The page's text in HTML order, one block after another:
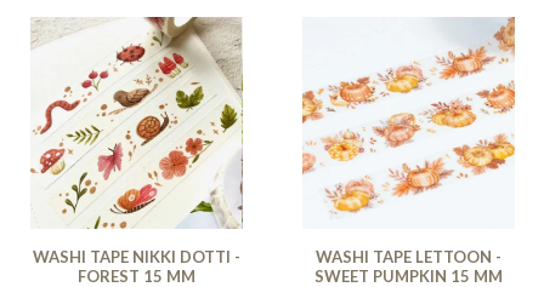
WASHI TAPE NIKKI DOTTI -
FOREST 15 MM
WASHI TAPE LETTOON -
SWEET PUMPKIN 15 MM